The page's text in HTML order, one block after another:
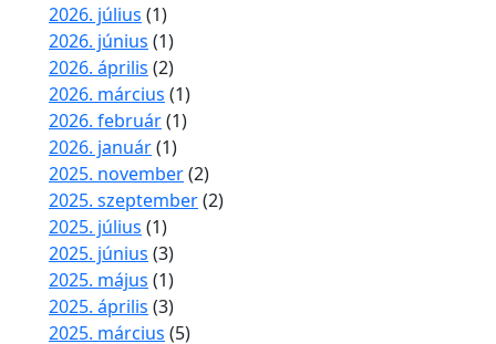
2026. július (1)
2026. június (1)
2026. április (2)
2026. március (1)
2026. február(1)
2026. január(1)
2025. november(2)
2025. szeptember(2)
2025. július (1)
2025. június (3)
2025. május (1)
2025. április (3)
2025. március (5)